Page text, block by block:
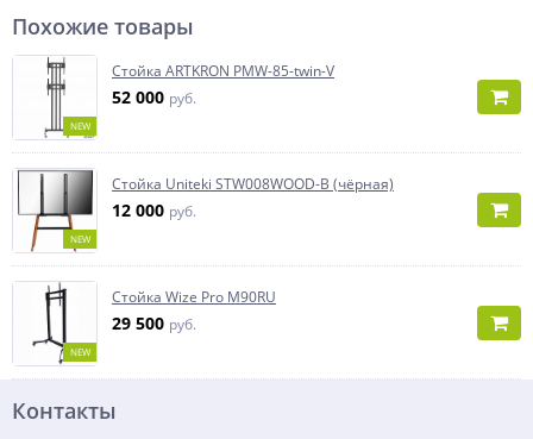
Похожие товары
NEW
Стойка ARTKRON PMW-85-twin-V
52 000 руб.
NEW
Стойка Uniteki STW008WOOD-B (чёрная)
12 000 руб.
NEW
Стойка Wize Pro M90RU
29 500 руб.
Контакты